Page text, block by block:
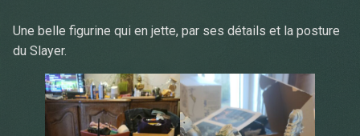
Une belle figurine qui en jette, par ses détails et la posture
du Slayer.